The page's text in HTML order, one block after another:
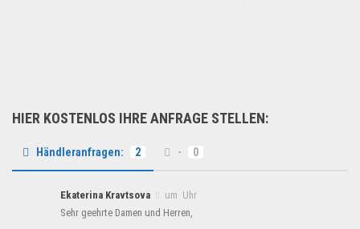
HIER KOSTENLOS IHRE ANFRAGE STELLEN:
Händleranfragen: 2 - 0
Ekaterina Kravtsova
um Uhr
Sehr geehrte Damen und Herren,